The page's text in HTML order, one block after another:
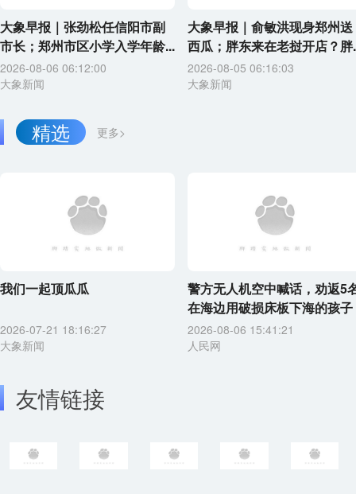
大象早报｜张劲松任信阳市副
市长；郑州市区小学入学年龄...
2026-08-06 06:12:00
大象新闻
大象早报｜俞敏洪现身郑州送
西瓜；胖东来在老挝开店？胖
2026-08-05 06:16:03
大象新闻
更多>
精选
我们一起顶瓜瓜
2026-07-21 18:16:27
大象新闻
警方无人机空中喊话，劝返5
在海边用破损床板下海的孩子
2026-08-06 15:41:21
人民网
友情链接